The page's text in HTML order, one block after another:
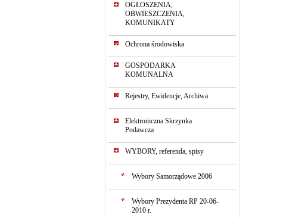
OGŁOSZENIA,
OBWIESZCZENIA,
KOMUNIKATY
Ochrona środowiska
GOSPODARKA
KOMUNALNA
Rejestry, Ewidencje, Archiwa
Elektroniczna Skrzynka
Podawcza
WYBORY, referenda, spisy
Wybory Samorządowe 2006
Wybory Prezydenta RP 20-06-
2010 r.